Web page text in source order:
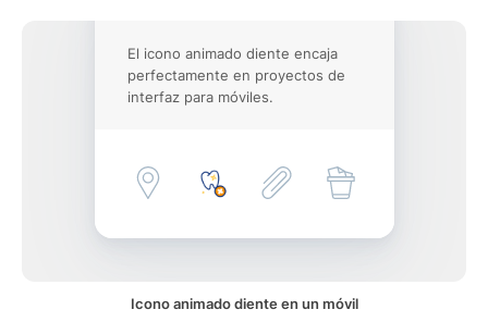
El icono animado diente encaja
perfectamente en proyectos de
interfaz para móviles.
Icono animado diente en un móvil